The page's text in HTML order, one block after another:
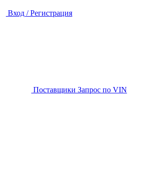
Вход / Регистрация
Поставщики Запрос по VIN